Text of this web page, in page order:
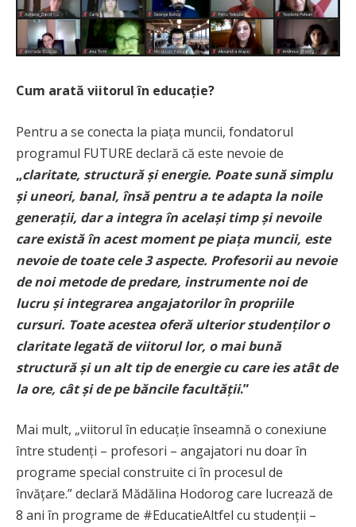
Cum arată viitorul în educație?
Pentru a se conecta la piața muncii, fondatorul
programul FUTURE declară că este nevoie de
„claritate, structură și energie. Poate sună simplu
și uneori, banal, însă pentru a te adapta la noile
generații, dar a integra în același timp și nevoile
care există în acest moment pe piața muncii, este
nevoie de toate cele 3 aspecte. Profesorii au nevoie
de noi metode de predare, instrumente noi de
lucru și integrarea angajatorilor în propriile
cursuri. Toate acestea oferă ulterior studenților o
claritate legată de viitorul lor, o mai bună
structură și un alt tip de energie cu care ies atât de
la ore, cât și de pe băncile facultății.”
Mai mult, „viitorul în educație înseamnă o conexiune
între studenți – profesori – angajatori nu doar în
programe special construite ci în procesul de
învățare.” declară Mădălina Hodorog care lucrează de
8 ani în programe de #EducatieAltfel cu studenții –